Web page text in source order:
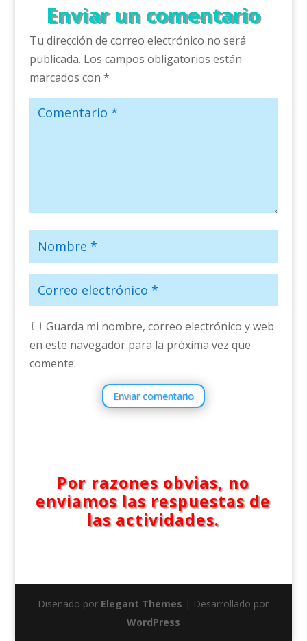
Enviar un comentario
Tu dirección de correo electrónico no será
publicada. Los campos obligatorios están
marcados con *
Guarda mi nombre, correo electrónico y web
en este navegador para la próxima vez que
comente.
Enviar comentario
Por razones obvias, no
enviamos las respuestas de
las actividades.
Diseñado por Elegant Themes | Desarrollado por
WordPress